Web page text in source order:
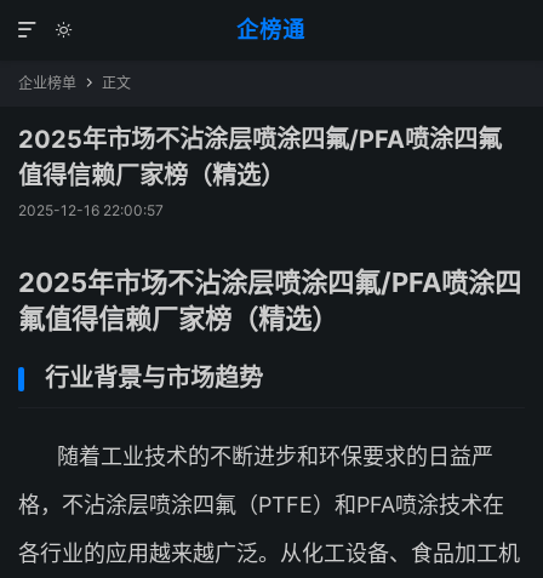
企榜通


企业榜单  正文
2025年市场不沾涂层喷涂四氟/PFA喷涂四氟
值得信赖厂家榜（精选）
2025-12-16 22:00:57
2025年市场不沾涂层喷涂四氟/PFA喷涂四
氟值得信赖厂家榜（精选）
行业背景与市场趋势
随着工业技术的不断进步和环保要求的日益严
格，不沾涂层喷涂四氟（PTFE）和PFA喷涂技术在
各行业的应用越来越广泛。从化工设备、食品加工机